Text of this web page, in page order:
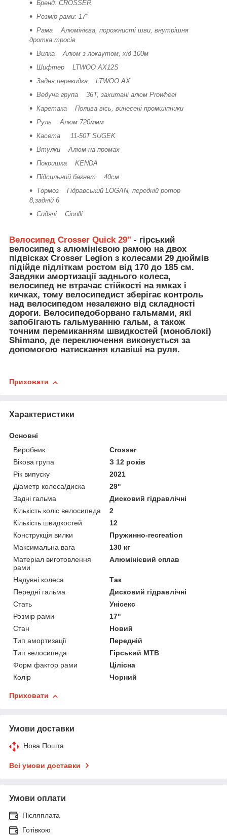
Бренд: CROSSER
Розмір рами: 17"
Рама Алюмінієва, порожнисті шви, внутрішня
дротка тросів
Вилка Алюм з локаутом, хід 100м
Шифтер LTWOO AX12S
Задня перекидка LTWOO AX
Ведуча група 36T, захитані алюм Prowheel
Каретака Полива вісь, винесені промшіпники
Руль Алюм 720ммм
Касета 11-50T SUGEK
Втулки Алюм на промах
Покришка KENDA
Підсильний багнет 40см
Тормоз Гідравський LOGAN, передній ротор
8,задній 6
Сидячі Cionlli
Велосипед Crosser Quick 29" - гірський
велосипед з алюмінієвою рамою на двох
підвісках Crosser Legion з колесами 29 дюймів
підійде підліткам ростом від 170 до 185 см.
Завдяки амортизації заднього колеса,
велосипед не втрачає стійкості на ямках і
кичках, тому велосипедист зберігає контроль
над велосипедом незалежно від складності
дороги. Велосипедоборвано гальмами, які
запобігають гальмуванню гальм, а також
точним перемиканням швидкостей (моноблокі)
Shimano, де переключення виконується за
допомогою натискання клавіші на руля.
Приховати
Характеристики
Основні
Виробник
Crosser
Вікова група
З 12 років
Рік випуску
2021
Діаметр колеса/диска
29"
Задні гальма
Дисковий гідравлічні
Кількість коліс велосипеда
2
Кількість швидкостей
12
Конструкція вилки
Пружинно-recreation
Максимальна вага
130 кг
Матеріал виготовлення
рами
Алюмінієвий сплав
Надувні колеса
Так
Передні гальма
Дисковий гідравлічні
Стать
Унісекс
Розмір рами
17"
Стан
Новий
Тип амортизації
Передній
Тип велосипеда
Гірський MTB
Форм фактор рами
Цілісна
Колір
Чорний
Приховати
Умови доставки
Нова Пошта
Всі умови доставки
Умови оплати
Післяплата
Готівкою